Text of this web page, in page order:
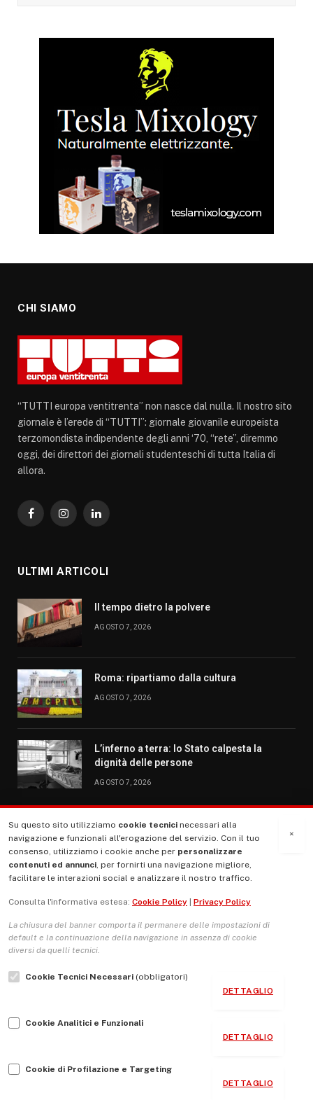
CHI SIAMO
“TUTTI europa ventitrenta” non nasce dal nulla. Il nostro sito
giornale è l’erede di “TUTTI”: giornale giovanile europeista
terzomondista indipendente degli anni ‘70, “rete”, diremmo
oggi, dei direttori dei giornali studenteschi di tutta Italia di
allora.
FacebookInstagramLinkedIn
ULTIMI ARTICOLI
Il tempo dietro la polvere
AGOSTO 7, 2026
Roma: ripartiamo dalla cultura
AGOSTO 7, 2026
L’inferno a terra: lo Stato calpesta la
dignità delle persone
AGOSTO 7, 2026
MENU
La Nostra Storia
Le Copertine
L’Associazione
Indirizzo Socio Politico Culturale
Guida per le autrici e gli autori
×
Su questo sito utilizziamo cookie tecnici necessari alla
navigazione e funzionali all'erogazione del servizio. Con il tuo
consenso, utilizziamo i cookie anche per personalizzare
contenuti ed annunci, per fornirti una navigazione migliore,
facilitare le interazioni social e analizzare il nostro traffico.
Consulta l'informativa estesa: Cookie Policy Privacy Policy
La chiusura del banner comporta il permanere delle impostazioni di
default e la continuazione della navigazione in assenza di cookie
diversi da quelli tecnici.
Cookie Tecnici Necessari (obbligatori)
DETTAGLIO
Cookie Analitici e Funzionali
DETTAGLIO
Cookie di Profilazione e Targeting
DETTAGLIO